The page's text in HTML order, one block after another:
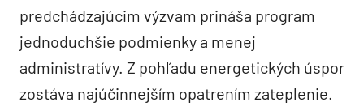
predchádzajúcim výzvam prináša program
jednoduchšie podmienky a menej
administratívy. Z pohľadu energetických úspor
zostáva najúčinnejším opatrením zateplenie.